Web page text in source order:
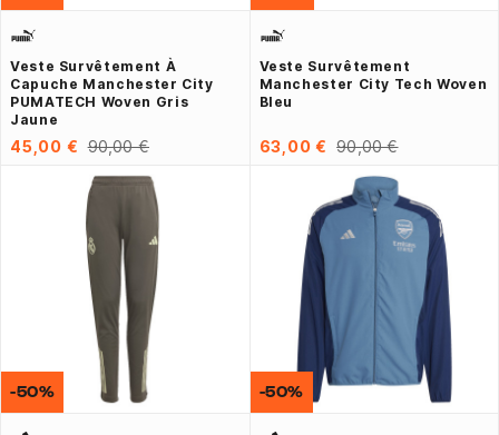
Veste Survêtement À
Capuche Manchester City
PUMATECH Woven Gris
Jaune
45,00 € 90,00 €
Veste Survêtement
Manchester City Tech Woven
Bleu
63,00 € 90,00 €
-50% -50%